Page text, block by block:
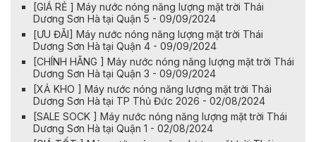
[GIÁ RẺ ] Máy nước nóng năng lượng mặt trời Thái
Dương Sơn Hà tại Quận 5 - 09/09/2024
[ƯU ĐÃI] Máy nước nóng năng lượng mặt trời Thái
Dương Sơn Hà tại Quận 4 - 09/09/2024
[CHÍNH HÃNG ] Máy nước nóng năng lượng mặt trời Thái
Dương Sơn Hà tại Quận 3 - 09/09/2024
[XẢ KHO ] Máy nước nóng năng lượng mặt trời Thái
Dương Sơn Hà tại TP Thủ Đức 2026 - 02/08/2024
[SALE SOCK ] Máy nước nóng năng lượng mặt trời Thái
Dương Sơn Hà tại Quận 1 - 02/08/2024